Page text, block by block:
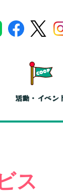
活動・イベン
平和と暮らしの
ス